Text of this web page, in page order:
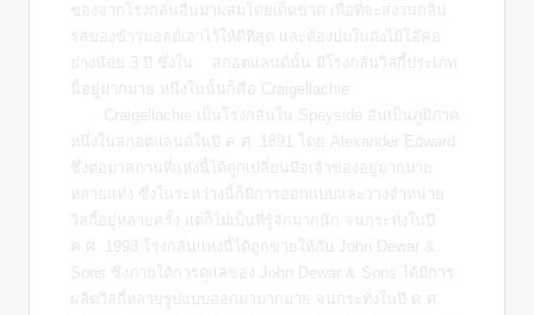
ของจากโรงกลั่นอื่นมาผสมโดยเด็ดขาด เพื่อที่จะสงวนกลิ่น
รสของข้าวมอลต์เอาไว้ให้ดีที่สุด และต้องบ่มในถังไม้โอ๊คอ
ย่างน้อย 3 ปี ซึ่งใน สกอตแลนด์นั้น มีโรงกลั่นวิสกี้ประเภท
นี้อยู่มากมาย หนึ่งในนั้นก็คือ Craigellachie
Craigellachie เป็นโรงกลั่นใน Speyside อันเป็นภูมิภาค
หนึ่งในสกอตแลนด์ในปี ค.ศ. 1891 โดย Alexander Edward
ซึ่งต่อมาสถานที่แห่งนี้ได้ถูกเปลี่ยนมือเจ้าของอยู่มากมาย
หลายแห่ง ซึ่งในระหว่างนี้ก็มีการออกแบบและวางจำหน่าย
วิสกี้อยู่หลายครั้ง แต่ก็ไม่เป็นที่รู้จักมากนัก จนกระทั่งในปี
ค.ศ. 1998 โรงกลั่นแห่งนี้ได้ถูกขายให้กับ John Dewar &
Sons ซึ่งภายใต้การดูแลของ John Dewar & Sons ได้มีการ
ผลิตวิสกี้หลายรูปแบบออกมามากมาย จนกระทั่งในปี ค.ศ.